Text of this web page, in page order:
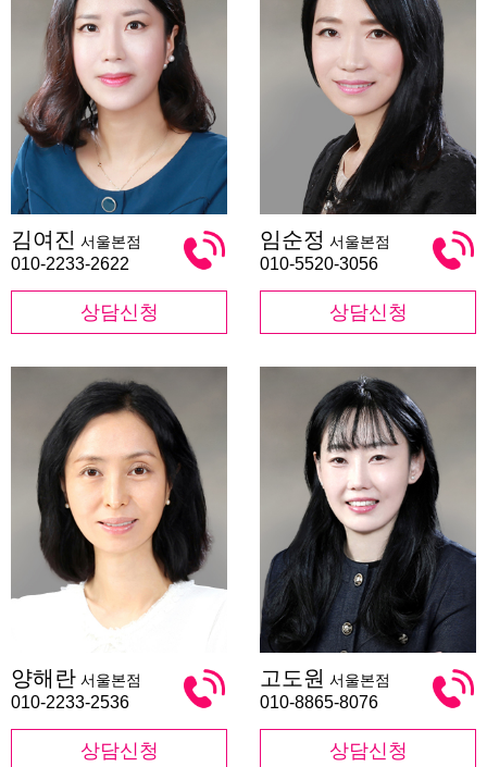
여
진
김여진 서울본점
010-2233-2622
상담신청
순
정
임순정 서울본점
010-5520-3056
상담신청
해
란
양해란 서울본점
010-2233-2536
상담신청
도
원
고도원 서울본점
010-8865-8076
상담신청